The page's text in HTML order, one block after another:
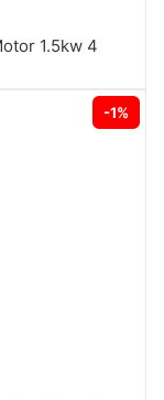
1.5kw 4
-1%